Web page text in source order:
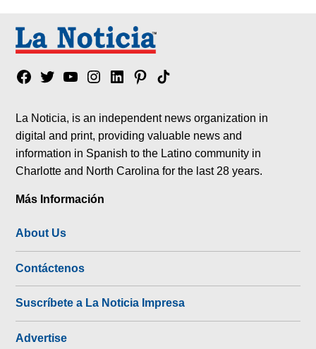
Facebook
TwitterYouTubeInstagram
LinkedinPinterest
Tik
La Noticia, is an independent news organization in
digital and print, providing valuable news and
information in Spanish to the Latino community in
Charlotte and North Carolina for the last 28 years.
Más Información
About Us
Contáctenos
Suscríbete a La Noticia Impresa
Advertise